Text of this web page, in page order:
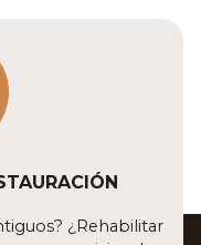
¿Rehabilitar